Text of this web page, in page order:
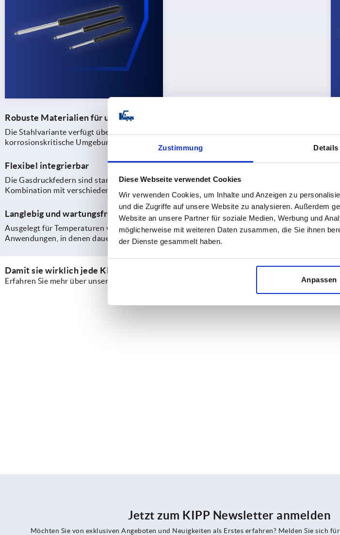
Zustimmung Details
Diese Webseite verwendet Cookies
Wir verwenden Cookies, um Inhalte und Anzeigen zu
und die Zugriffe auf unsere Website zu analysieren. Außerdem
Website an unsere Partner für soziale Medien, Werbung und
möglicherweise mit weiteren Daten zusammen, die Sie ihnen
der Dienste gesammelt haben.
Anpassen
Robuste Materialien für unterschiedliche Einsatzbereiche
Die Stahlvariante verfügt über ein Druckrohr aus Stahl und eine hartverchromte
korrosionskritische Umgebungen bietet KIPP eine Edelstahlausführung mit Druckrohr aus
Flexibel integrierbar
Die Gasdruckfedern sind standardmäßig mit Kolbenstangendurchmessern von
Kombination mit verschiedenen Anschluss- und Beschlagteilen aus Stahl oder Edelstahl
Langlebig und wartungsfrei
Ausgelegt für Temperaturen von-20 °C bis +80 °C, arbeiten die Gasdruckfedern über ihre
Anwendungen, in denen dauerhaft kontrollierte Bewegungsabläufe und eine hohe
Damit sie wirklich jede Klappe halten 🤐⚙️
Erfahren Sie mehr über unsere Gasdruckfedern im Video.
Jetzt zum KIPP Newsletter anmelden
Möchten Sie von exklusiven Angeboten und Neuigkeiten als Erstes erfahren? Melden Sie sich